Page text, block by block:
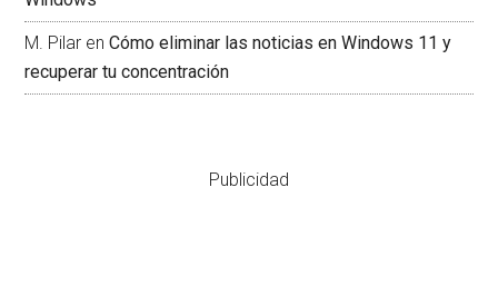
M. Pilar enCómo eliminar las noticias en Windows 11 y
recuperar tu concentración
Publicidad